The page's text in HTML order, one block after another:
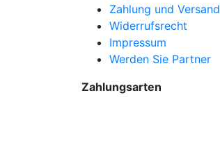
Zahlung und Versand
Widerrufsrecht
Impressum
Werden Sie Partner
Zahlungsarten